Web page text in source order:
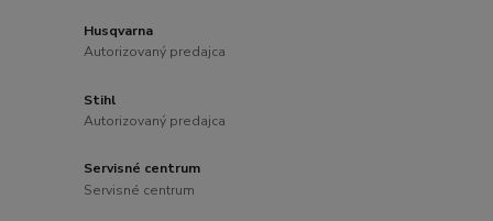
Husqvarna
Autorizovaný predajca
Stihl
Autorizovaný predajca
Servisné centrum
Servisné centrum